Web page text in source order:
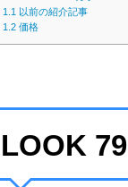
1.1
以前の紹介記事
1.2 価格
LOOK